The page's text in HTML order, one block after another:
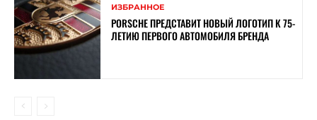
ИЗБРАННОЕ
PORSCHE ПРЕДСТАВИТ НОВЫЙ ЛОГОТИП К 75-
ЛЕТИЮ ПЕРВОГО АВТОМОБИЛЯ БРЕНДА